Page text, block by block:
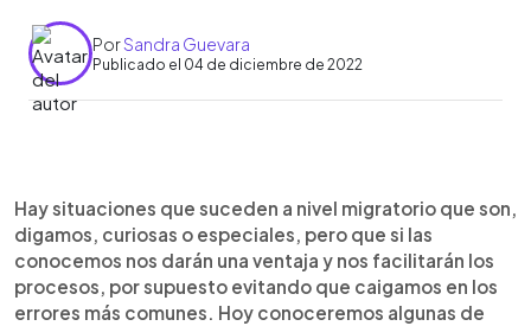
PorSandra Guevara
Publicado el 04 de diciembre de 2022
► Escuchar artículo
Hay situaciones que suceden a nivel migratorio que son,
digamos, curiosas o especiales, pero que si las
conocemos nos darán una ventaja y nos facilitarán los
procesos, por supuesto evitando que caigamos en los
errores más comunes. Hoy conoceremos algunas de